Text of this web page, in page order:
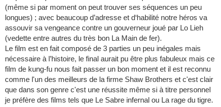
(même si par moment on peut trouver ses séquences un peu
longues) ; avec beaucoup d’adresse et d‘habilité notre héros va
assouvir sa vengeance contre un gouverneur joué par Lo Lieh
(vedette entre autres du très bon La Main de fer).
Le film est en fait composé de 3 parties un peu inégales mais
nécessaire à l’histoire, le final aurait pu être plus fabuleux mais ce
film de kung-fu nous fait passer un bon moment et il est reconnu
comme l'un des meilleurs de la firme Shaw Brothers et c'est clair
que dans son genre c'est une réussite même si à titre personnel
je préfère des films tels que Le Sabre infernal ou La rage du tigre.